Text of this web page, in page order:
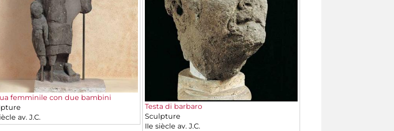
femminile con due bambini
av. J.C.
Testa di barbaro
Sculpture
IIe siècle av. J.C.